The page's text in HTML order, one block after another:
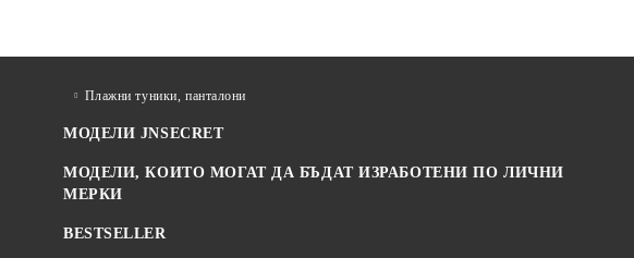
Плажни туники, панталони
МОДЕЛИ JNSECRET
МОДЕЛИ, КОИТО МОГАТ ДА БЪДАТ ИЗРАБОТЕНИ ПО ЛИЧНИ
МЕРКИ
BESTSELLER